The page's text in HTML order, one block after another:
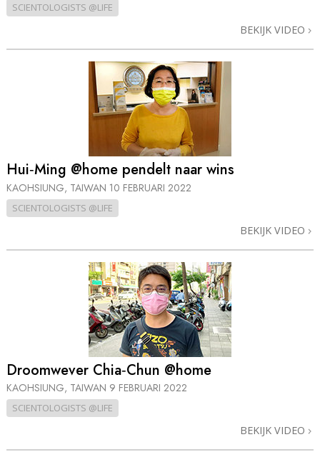
SCIENTOLOGISTS @LIFE
BEKIJK VIDEO
Hui‑Ming @home pendelt naar wins
KAOHSIUNG, TAIWAN 10 FEBRUARI 2022
SCIENTOLOGISTS @LIFE
BEKIJK VIDEO
Droomwever Chia‑Chun @home
KAOHSIUNG, TAIWAN 9 FEBRUARI 2022
SCIENTOLOGISTS @LIFE
BEKIJK VIDEO